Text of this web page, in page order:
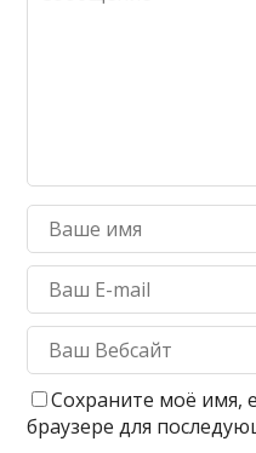
Сохраните моё имя,
браузере для